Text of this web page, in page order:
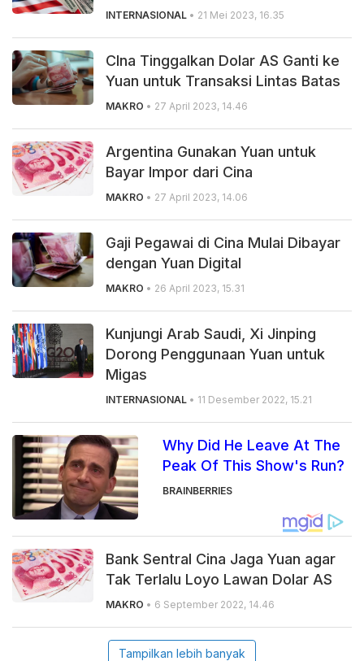
INTERNASIONAL • 21 Mei 2023, 16.35
CIna Tinggalkan Dolar AS Ganti ke
Yuan untuk Transaksi Lintas Batas
MAKRO • 27 April 2023, 14.46
Argentina Gunakan Yuan untuk
Bayar Impor dari Cina
MAKRO • 27 April 2023, 14.06
Gaji Pegawai di Cina Mulai Dibayar
dengan Yuan Digital
MAKRO • 26 April 2023, 15.31
Kunjungi Arab Saudi, Xi Jinping
Dorong Penggunaan Yuan untuk
Migas
INTERNASIONAL • 11 Desember 2022, 15.21
Why Did He Leave At The
Peak Of This Show's Run?
BRAINBERRIES
Bank Sentral Cina Jaga Yuan agar
Tak Terlalu Loyo Lawan Dolar AS
MAKRO • 6 September 2022, 14.46
Tampilkan lebih banyak